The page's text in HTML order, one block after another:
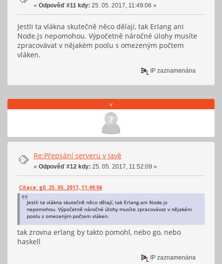
« Odpověď #11 kdy: 25. 05. 2017, 11:49:06 »
Jestli ta vlákna skutečně něco dělají, tak Erlang ani
Node.js nepomohou. Výpočetně náročné úlohy musíte
zpracovávat v nějakém poolu s omezeným počtem
vláken.
IP zaznamenána
v
Re:Přepsání serveru v Javě
« Odpověď #12 kdy: 25. 05. 2017, 11:52:09 »
Citace: gll 25. 05. 2017, 11:49:06
Jestli ta vlákna skutečně něco dělají, tak Erlang ani Node.js
nepomohou. Výpočetně náročné úlohy musíte zpracovávat v nějakém
poolu s omezeným počtem vláken.
tak zrovna erlang by takto pomohl, nebo go, nebo
haskell
IP zaznamenána